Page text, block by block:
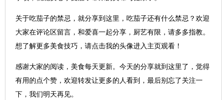
关于吃茄子的禁忌，就分享到这里，吃茄子还有什么禁忌？欢迎
大家在评论区留言，和爱喜一起分享，厨艺有限，请多多指教。
想了解更多美食技巧，请点击我的头像进入主页观看！
感谢大家的阅读，美食每天更新。今天的分享就到这里了，觉得
有用的点个赞，欢迎转发让更多的人看到，最后别忘了关注一
下，我们明天再见。